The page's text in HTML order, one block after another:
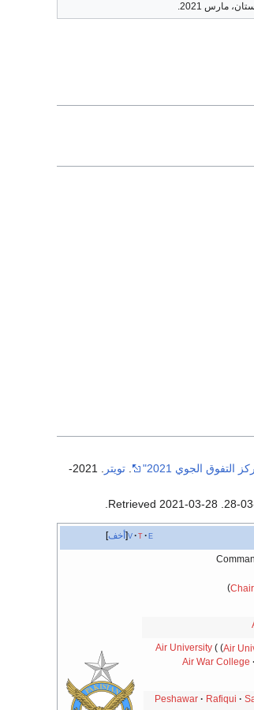
مارس 2021.
الجوي 2021" تويتر
. 2021-
. Retrieved
2021-03-28
.
أخف v t e
Air University Air
Air War College
Peshawar Rafiqui